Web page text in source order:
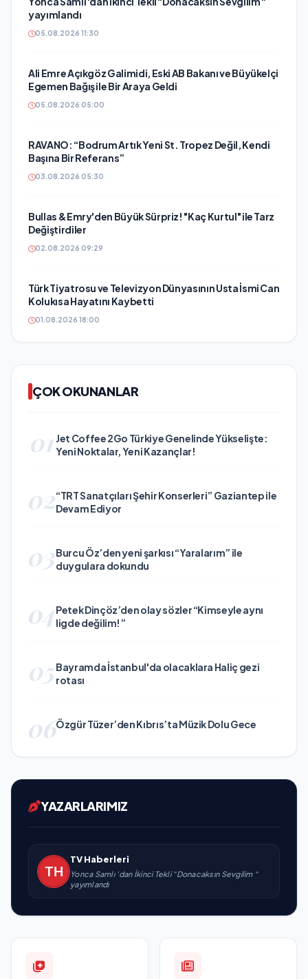
yayımlandı
05.08.2026 11:30
Ali Emre Açıkgöz Galimidi, Eski AB Bakanı ve Büyükelçi
Egemen Bağış ile Bir Araya Geldi
05.08.2026 05:00
RAVANO: “Bodrum Artık Yeni St. Tropez Değil, Kendi
Başına Bir Referans”
03.08.2026 05:30
Bullas & Emry'den Büyük Sürpriz! "Kaç Kurtul" ile Tarz
Değiştirdiler
02.08.2026 09:29
Türk Tiyatrosu ve Televizyon Dünyasının Usta İsmi Can
Kolukısa Hayatını Kaybetti
01.08.2026 18:00
ÇOK OKUNANLAR
01 Jet Coffee 2Go Türkiye Genelinde Yükselişte:
Yeni Noktalar, Yeni Kazançlar!
02“TRT Sanatçıları Şehir Konserleri” Gaziantep ile
Devam Ediyor
03Burcu Öz’den yeni şarkısı “Yaralarım” ile
duygulara dokundu
04Petek Dinçöz’den olay sözler “Kimseyle aynı
ligde değilim!”
05Bayramda İstanbul'da olacaklara Haliç gezi
rotası
06Özgür Tüzer’den Kıbrıs’ta Müzik Dolu Gece
YAZARLARIMIZ
TV Haberleri
Yonca Samlı ‘dan İkinci Tekli “Donacaksın Sevgilim “
yayımlandı